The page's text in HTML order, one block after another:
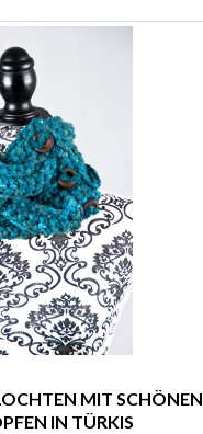
MIT SCHÖNEN
IN TÜRKIS